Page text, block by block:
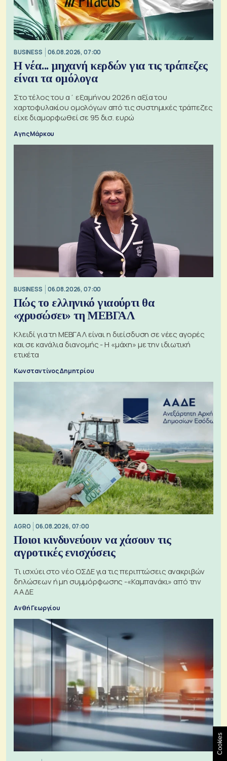
BUSINESS 06.08.2026, 07:00
Η νέα... μηχανή κερδών για τις τράπεζες
είναι τα ομόλογα
Στο τέλος του α΄ εξαμήνου 2026 η αξία του
χαρτοφυλακίου ομολόγων από τις συστημικές τράπεζες
είχε διαμορφωθεί σε 95 δισ. ευρώ
Αγης Μάρκου
BUSINESS 06.08.2026, 07:00
Πώς το ελληνικό γιαούρτι θα
«χρυσώσει» τη ΜΕΒΓΑΛ
Κλειδί για τη ΜΕΒΓΑΛ είναι η διείσδυση σε νέες αγορές
και σε κανάλια διανομής - Η «μάχη» με την ιδιωτική
ετικέτα
Κωνσταντίνος Δημητρίου
AGRO 06.08.2026, 07:00
Ποιοι κινδυνεύουν να χάσουν τις
αγροτικές ενισχύσεις
Τι ισχύει στο νέο ΟΣΔΕ για τις περιπτώσεις ανακριβών
δηλώσεων ή μη συμμόρφωσης -«Καμπανάκι» από την
ΑΑΔΕ
Ανθή Γεωργίου
Cookies